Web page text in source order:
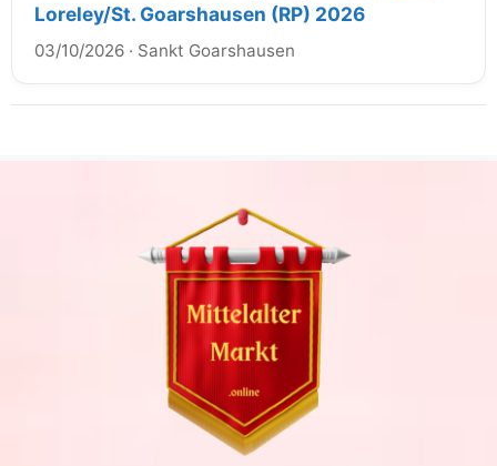
Loreley/St. Goarshausen (RP) 2026
03/10/2026 · Sankt Goarshausen